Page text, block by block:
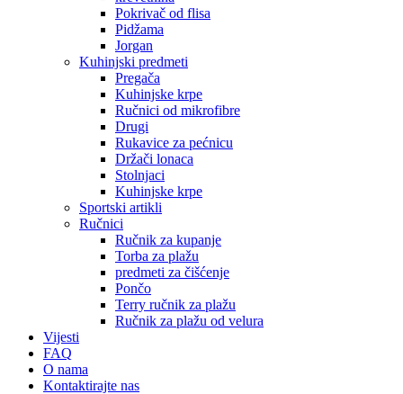
Pokrivač od flisa
Pidžama
Jorgan
Kuhinjski predmeti
Pregača
Kuhinjske krpe
Ručnici od mikrofibre
Drugi
Rukavice za pećnicu
Držači lonaca
Stolnjaci
Kuhinjske krpe
Sportski artikli
Ručnici
Ručnik za kupanje
Torba za plažu
predmeti za čišćenje
Pončo
Terry ručnik za plažu
Ručnik za plažu od velura
Vijesti
FAQ
O nama
Kontaktirajte nas